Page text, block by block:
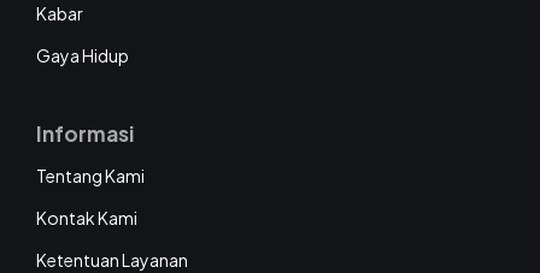
Kabar
Gaya Hidup
Informasi
Tentang Kami
Kontak Kami
Ketentuan Layanan